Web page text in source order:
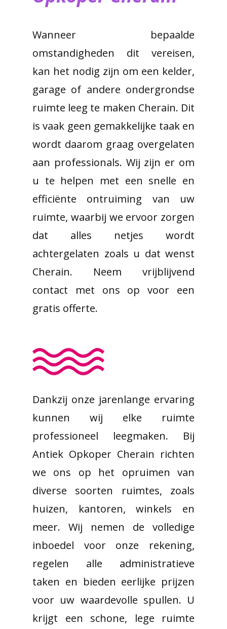
Wanneer bepaalde
omstandigheden dit vereisen,
kan het nodig zijn om een kelder,
garage of andere ondergrondse
ruimte leeg te maken Cherain. Dit
is vaak geen gemakkelijke taak en
wordt daarom graag overgelaten
aan professionals. Wij zijn er om
u te helpen met een snelle en
efficiënte ontruiming van uw
ruimte, waarbij we ervoor zorgen
dat alles netjes wordt
achtergelaten zoals u dat wenst
Cherain. Neem vrijblijvend
contact met ons op voor een
gratis offerte.
Dankzij onze jarenlange ervaring
kunnen wij elke ruimte
professioneel leegmaken. Bij
Antiek Opkoper Cherain richten
we ons op het opruimen van
diverse soorten ruimtes, zoals
huizen, kantoren, winkels en
meer. Wij nemen de volledige
inboedel voor onze rekening,
regelen alle administratieve
taken en bieden eerlijke prijzen
voor uw waardevolle spullen. U
krijgt een schone, lege ruimte